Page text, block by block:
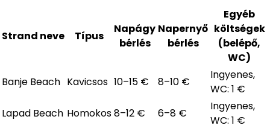
Strand neve Típus
Napágy
bérlés
Napernyő
bérlés
Egyéb
költségek
(belépő,
WC)
Banje Beach Kavicsos 10–15 € 8–10 €
Ingyenes,
WC: 1 €
Lapad Beach Homokos8–12 € 6–8 €
Ingyenes,
WC: 1 €